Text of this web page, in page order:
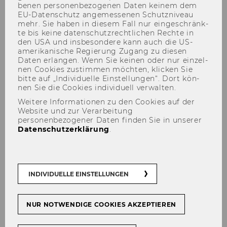
Evaluation des Lehrgangs
"Justizmanagement"
Die vom Bun­des­mi­nis­te­ri­um für Jus­tiz be­auf­
trag­te und vom NPO-​Kompetenzzentrum der
für Jus­tiz­ma­nage­ment hatte fol­gen­de For­
schungs­fra­gen:
be­nen per­so­nen­be­zo­ge­nen Daten kei­nem dem
EU-​Datenschutz an­ge­mes­se­nen Schutz­ni­veau
mehr. Sie haben in die­sem Fall nur ein­ge­schränk­
te bis keine da­ten­schutz­recht­li­chen Rech­te in
den USA und ins­be­son­de­re kann auch die US-​
amerikanische Re­gie­rung Zu­gang zu die­sen
Daten er­lan­gen. Wenn Sie kei­nen oder nur ein­zel­
nen Coo­kies zu­stim­men möch­ten, kli­cken Sie
bitte auf „In­di­vi­du­el­le Ein­stel­lun­gen“. Dort kön­
nen Sie die Coo­kies in­di­vi­du­ell ver­wal­ten.
Weitere Informationen zu den Cookies auf der
Website und zur Verarbeitung
personenbezogener Daten finden Sie in unserer
Datenschutzerklärung
INDIVIDUELLE EINSTELLUNGEN
NUR NOTWENDIGE COOKIES AKZEPTIEREN